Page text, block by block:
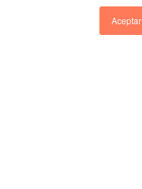
Aceptar